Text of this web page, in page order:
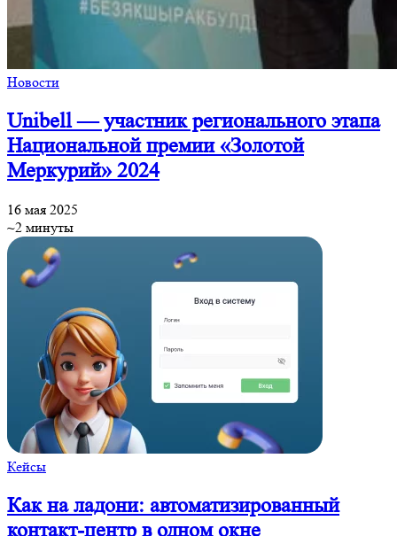
Новости
Unibell — участник регионального этапа
Национальной премии «Золотой
Меркурий» 2024
16 мая 2025
~2 минуты
Кейсы
Как на ладони: автоматизированный
контакт-центр в одном окне